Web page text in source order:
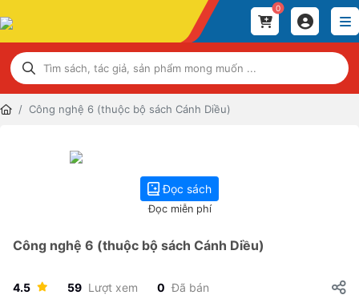
0
Công nghệ 6 (thuộc bộ sách Cánh Diều)
Đọc sách
Đọc miễn phí
Công nghệ 6 (thuộc bộ sách Cánh Diều)
4.5 59 Lượt xem 0 Đã bán